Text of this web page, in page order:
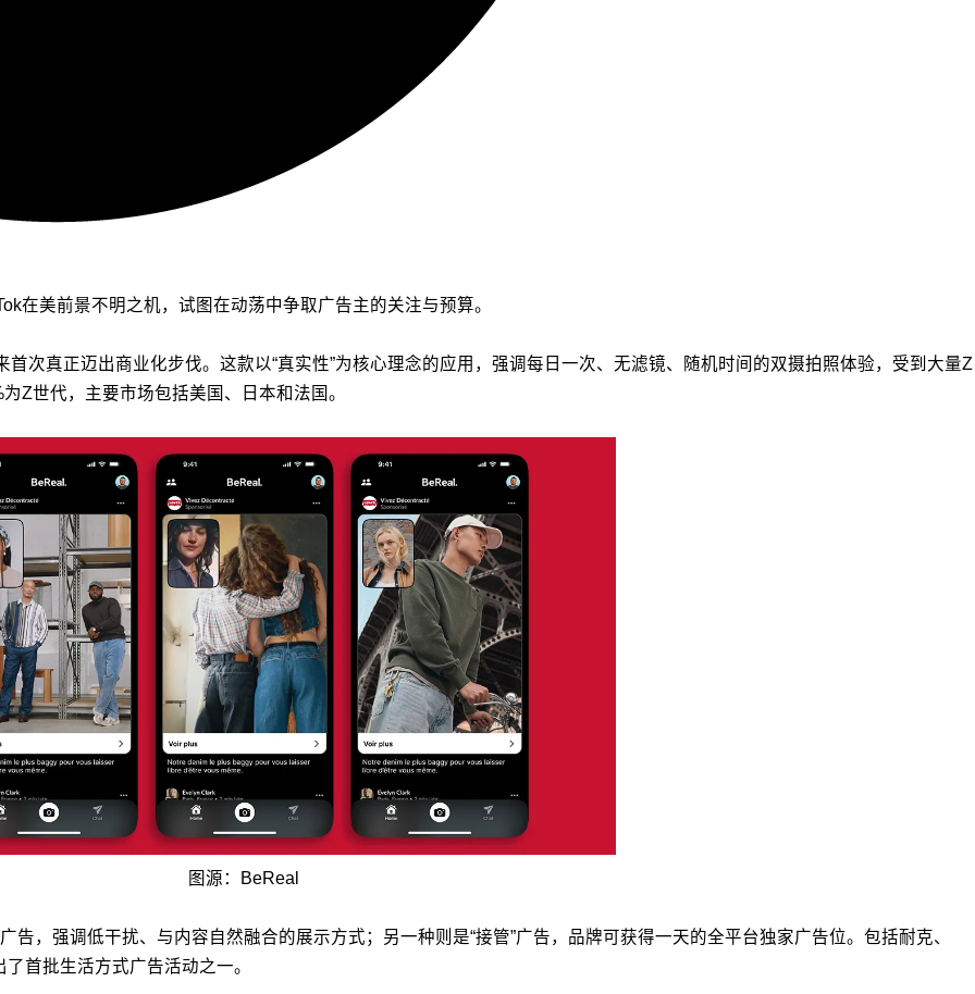
在美前景不明之机，试图在动荡中争取广告主的关注与预算。
次真正迈出商业化步伐。这款以“真实性”为核心理念的应用，强调每日一次、无滤镜、随机时间的双摄拍照体验，受到大量Z
Z世代，主要市场包括美国、日本和法国。
图源：BeReal
，强调低干扰、与内容自然融合的展示方式；另一种则是“接管”广告，品牌可获得一天的全平台独家广告位。包括耐克、
首批生活方式广告活动之一。